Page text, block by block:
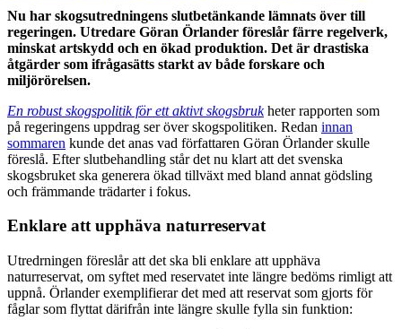
Nu har skogsutredningens slutbetänkande lämnats över till
regeringen. Utredare Göran Örlander föreslår färre regelverk,
minskat artskydd och en ökad produktion. Det är drastiska
åtgärder som ifrågasätts starkt av både forskare och
miljörörelsen.
En robust skogspolitik för ett aktivt skogsbrukheter rapporten som
på regeringens uppdrag ser över skogspolitiken. Redan innan
sommaren kunde det anas vad författaren Göran Örlander skulle
föreslå. Efter slutbehandling står det nu klart att det svenska
skogsbruket ska generera ökad tillväxt med bland annat gödsling
och främmande trädarter i fokus.
Enklare att upphäva naturreservat
Utredrningen föreslår att det ska bli enklare att upphäva
naturreservat, om syftet med reservatet inte längre bedöms rimligt att
uppnå. Örlander exemplifierar det med att reservat som gjorts för
fåglar som flyttat därifrån inte längre skulle fylla sin funktion: